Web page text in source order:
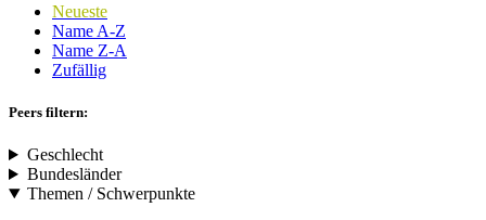
Neueste
Name A-Z
Name Z-A
Zufällig
Peers filtern:
Geschlecht
Bundesländer
Themen / Schwerpunkte